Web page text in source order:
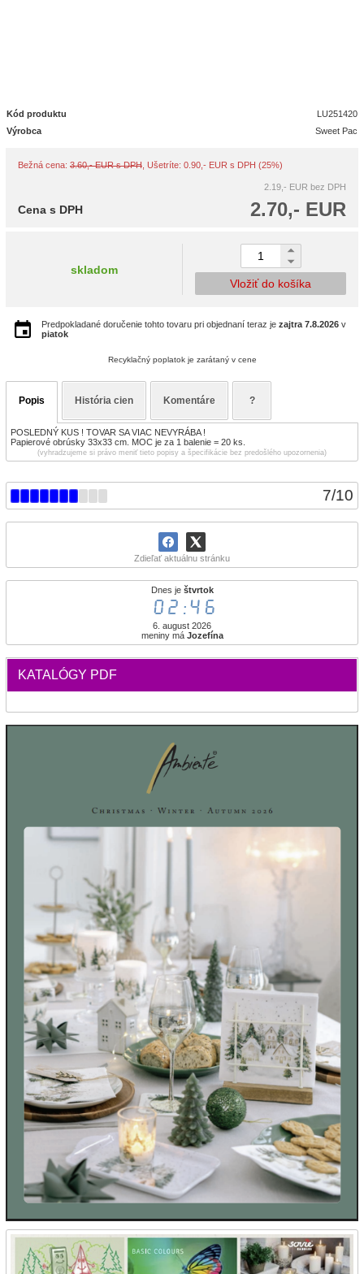
7/10
Zdieľať aktuálnu stránku
Dnes je štvrtok
02:46
6. august 2026
meniny má Jozefína
KATALÓGY PDF
Kód produktu
LU251420
Výrobca
Sweet Pac
Bežná cena: 3.60,- EUR s DPH , Ušetríte: 0.90,- EUR s DPH (25%)
2.19,- EUR bez DPH
2.70,- EUR
Cena s DPH
skladom
Vložiť do košíka
Predpokladané doručenie tohto tovaru pri objednaní teraz je zajtra 7.8.2026 v
piatok
Recyklačný poplatok je zarátaný v cene
Popis História cien Komentáre ?
POSLEDNÝ KUS ! TOVAR SA VIAC NEVYRÁBA !
Papierové obrúsky 33x33 cm. MOC je za 1 balenie = 20 ks.
(vyhradzujeme si právo meniť tieto popisy a špecifikácie bez predošlého upozornenia)